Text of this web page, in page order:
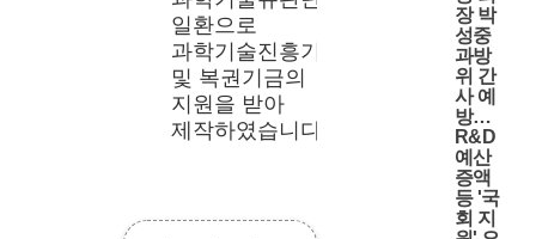
일환으로
과학기술진흥기금
및 복권기금의
지원을 받아
제작하였습니다
장 박
성중
과방
위 간
사 예
방…
R&D
예산
증액
등 '국
회 지